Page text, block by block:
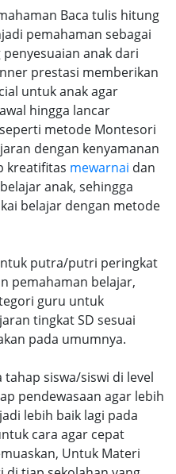
Baca tulis hitung
pemahaman sebagai
anak dari
prestasi memberikan
untuk anak agar
hingga lancar
metode Montesori
dengan kenyamanan
kreatifitas mewarnai dan
anak, sehingga
belajar dengan metode
putra/putri peringkat
pemahaman belajar,
guru untuk
tingkat SD sesuai
pada umumnya.
tahap siswa/siswi di level
pendewasaan agar lebih
lebih baik lagi pada
cara agar cepat
Untuk Materi